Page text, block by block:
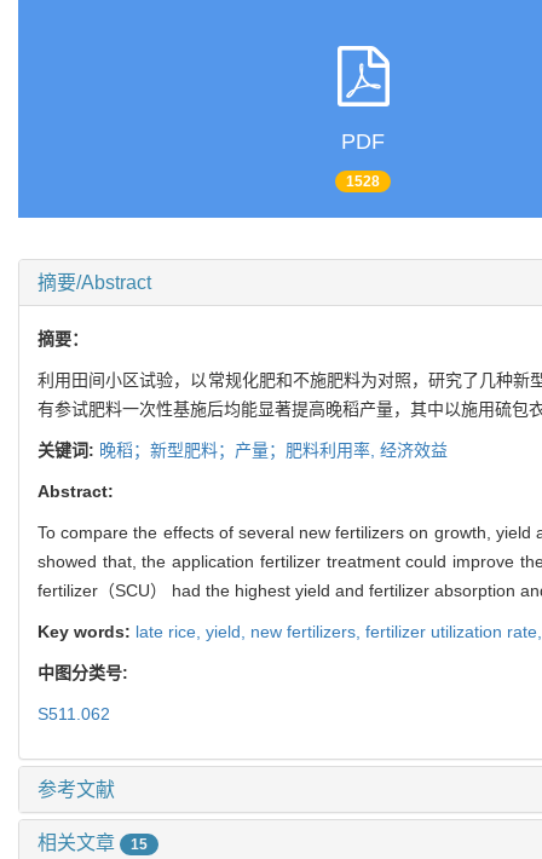
PDF
1528
摘要/Abstract
摘要：
利用田间小区试验，以常规化肥和不施肥料为对照，研究了几种
有参试肥料一次性基施后均能显著提高晚稻产量，其中以施用硫
关键词: 晚稻；新型肥料；产量；肥料利用率, 经济效益
Abstract:
To compare the effects of several new fertilizers on growth,
showed that, the application fertilizer treatment could improve
fertilizer（SCU） had the highest yield and fertilizer absorption
Key words: late rice, yield, new fertilizers, fertilizer utilization
中图分类号:
S511.062
参考文献
相关文章 15